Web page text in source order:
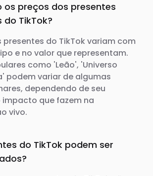
os preços dos presentes
do TikTok?
presentes do TikTok variam com
e no valor que representam.
como 'Leão', 'Universo
podem variar de algumas
dependendo de seu
que fazem na
vivo.
do TikTok podem ser